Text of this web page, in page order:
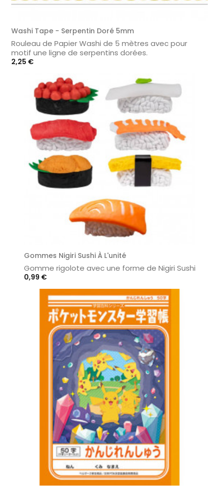
Washi Tape - Serpentin Doré 5mm
Rouleau de Papier Washi de 5 mètres avec pour
motif une ligne de serpentins dorées.
Prix
2,25 €
Gommes Nigiri Sushi À L'unité
Gomme rigolote avec une forme de Nigiri Sushi
Prix
0,99 €